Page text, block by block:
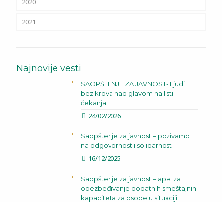
2020
2021
Najnovije vesti
SAOPŠTENJE ZA JAVNOST- Ljudi
bez krova nad glavom na listi
čekanja
24/02/2026
Saopštenje za javnost – pozivamo
na odgovornost i solidarnost
16/12/2025
Saopštenje za javnost – apel za
obezbeđivanje dodatnih smeštajnih
kapaciteta za osobe u situaciji